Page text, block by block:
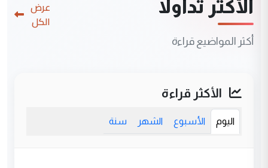
الأكثر تداولاً
أكثر المواضيع قراءة
عرض
الكل
الأكثر قراءة
اليوم الأسبوع الشهر سنة